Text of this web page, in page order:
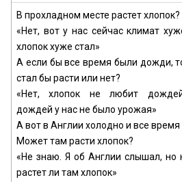
В прохладном месте растет хлопок?
«Нет, вот у нас сейчас климат
хлопок хуже стал»
А если бы все время были дожди,
стал бы расти или нет?
«Нет, хлопок не любит
дождей у нас не было урожая»
А вот в Англии холодно и все
Может там расти хлопок?
«Не знаю. Я об Англии слышал, но
растет ли там хлопок»